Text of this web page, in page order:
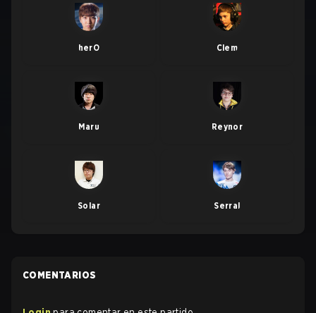
herO Clem
Maru Reynor
Solar Serral
COMENTARIOS